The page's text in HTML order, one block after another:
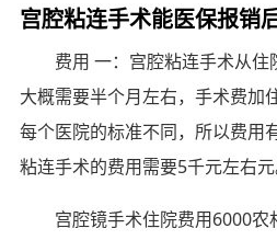
宫腔粘连手术能医保报销
费用 一：宫腔粘连手术从
大概需要半个月左右，手术费加
每个医院的标准不同，所以费用
粘连手术的费用需要5千元左右元
宫腔镜手术住院费用6000